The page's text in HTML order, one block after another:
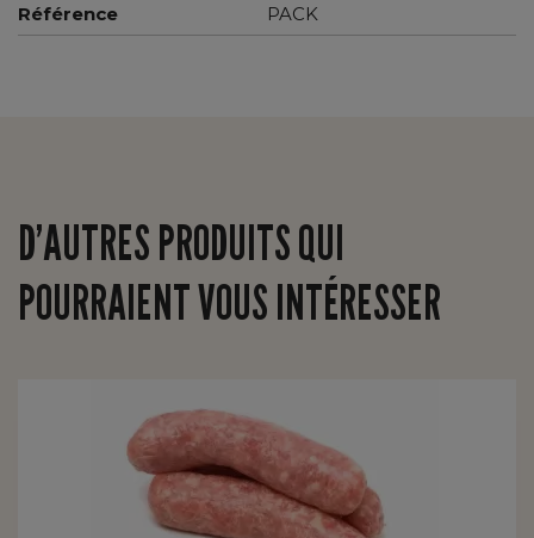
Référence PACK
D’AUTRES PRODUITS QUI
POURRAIENT VOUS INTÉRESSER